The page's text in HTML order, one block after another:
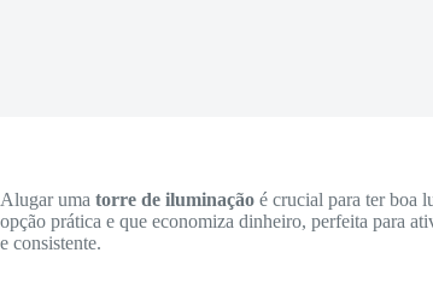
Alugar uma torre de iluminação é crucial para ter boa
opção prática e que economiza dinheiro, perfeita para
e consistente.